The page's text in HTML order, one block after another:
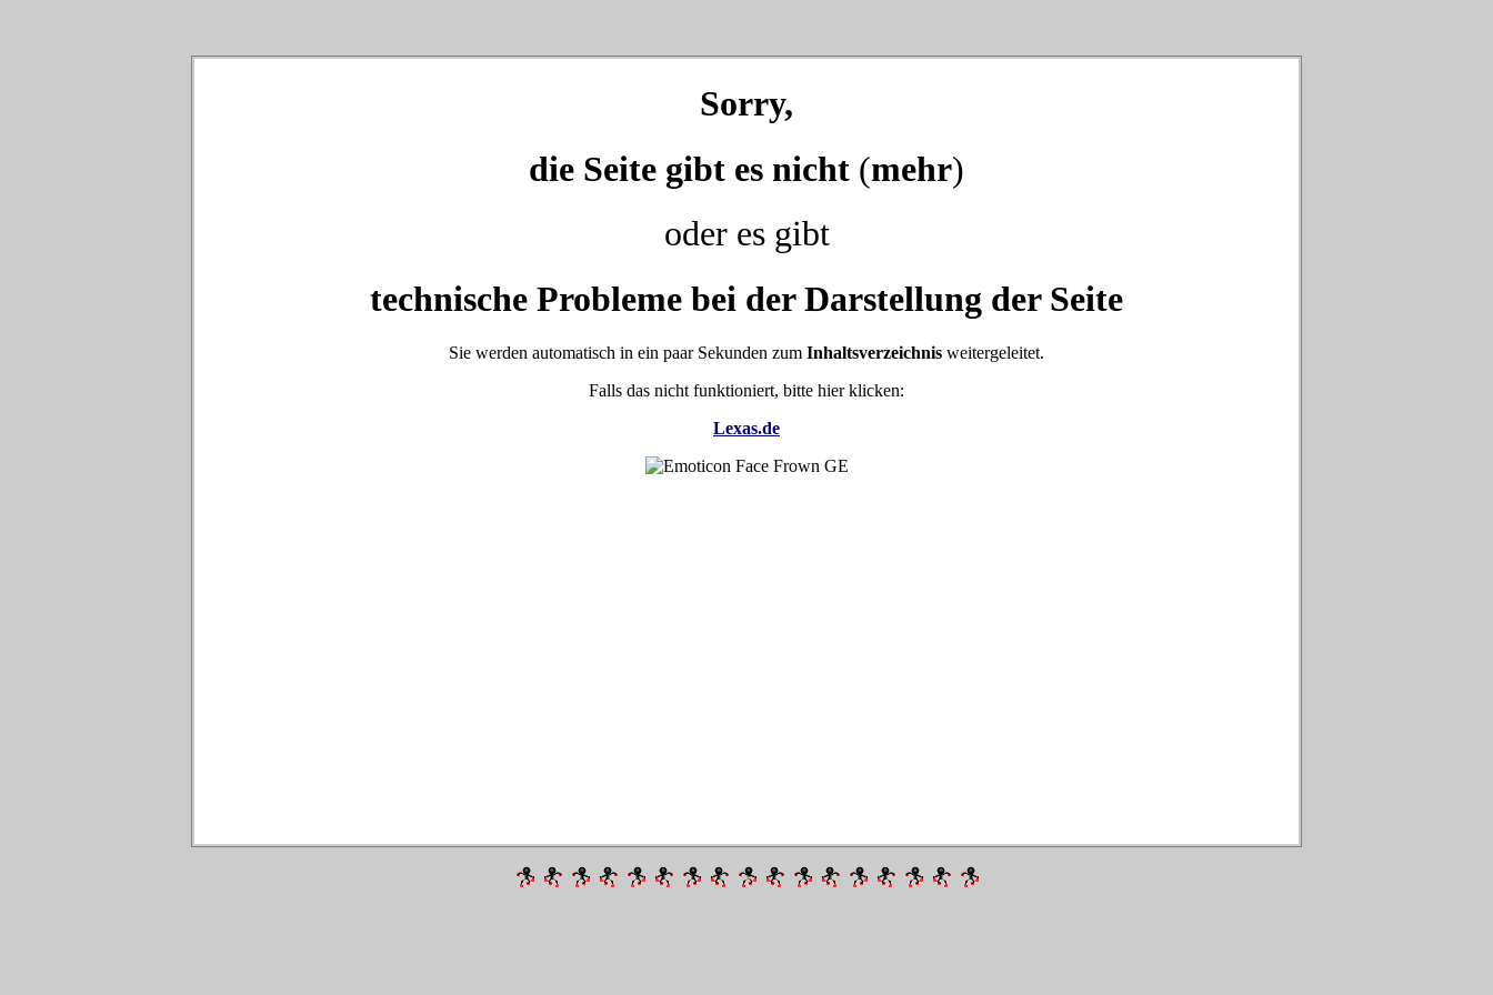
Sorry,
die Seite gibt es nicht (mehr)
oder es gibt
technische Probleme bei der Darstellung der Seite
Sie werden automatisch in ein paar Sekunden zum Inhaltsverzeichnis weitergeleitet.
Falls das nicht funktioniert, bitte hier klicken:
Lexas.de